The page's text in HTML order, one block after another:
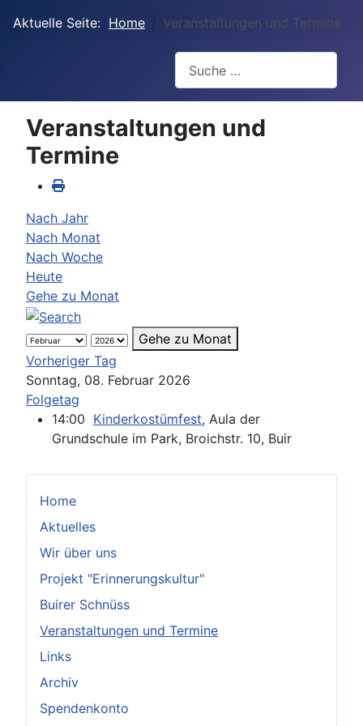
Aktuelle Seite: Home Veranstaltungen und Termine
Home
Aktuelles
Wir über uns
Projekt "Erinnerungskultur"
Buirer Schnüss
Veranstaltungen und Termine
Links
Archiv
Spendenkonto
Veranstaltungen und
Termine
Nach Jahr
Nach Monat
Nach Woche
Heute
Gehe zu Monat
Gehe zu Monat
Vorheriger Tag
Sonntag, 08. Februar 2026
Folgetag
14:00 Kinderkostümfest, Aula der
Grundschule im Park, Broichstr. 10, Buir